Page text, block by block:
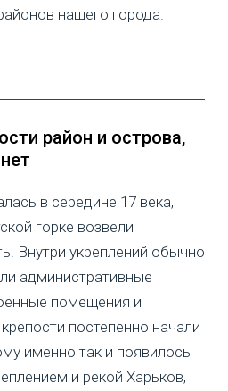
нашего города.
район и острова,
в середине 17 века,
горке возвели
Внутри укреплений обычно
административные
помещения и
постепенно начали
именно так и появилось
и рекой Харьков,